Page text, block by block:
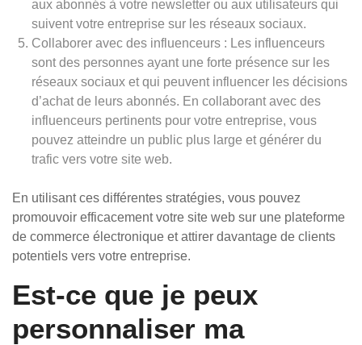
aux abonnés à votre newsletter ou aux utilisateurs qui
suivent votre entreprise sur les réseaux sociaux.
Collaborer avec des influenceurs : Les influenceurs
sont des personnes ayant une forte présence sur les
réseaux sociaux et qui peuvent influencer les décisions
d’achat de leurs abonnés. En collaborant avec des
influenceurs pertinents pour votre entreprise, vous
pouvez atteindre un public plus large et générer du
trafic vers votre site web.
En utilisant ces différentes stratégies, vous pouvez
promouvoir efficacement votre site web sur une plateforme
de commerce électronique et attirer davantage de clients
potentiels vers votre entreprise.
Est-ce que je peux
personnaliser ma